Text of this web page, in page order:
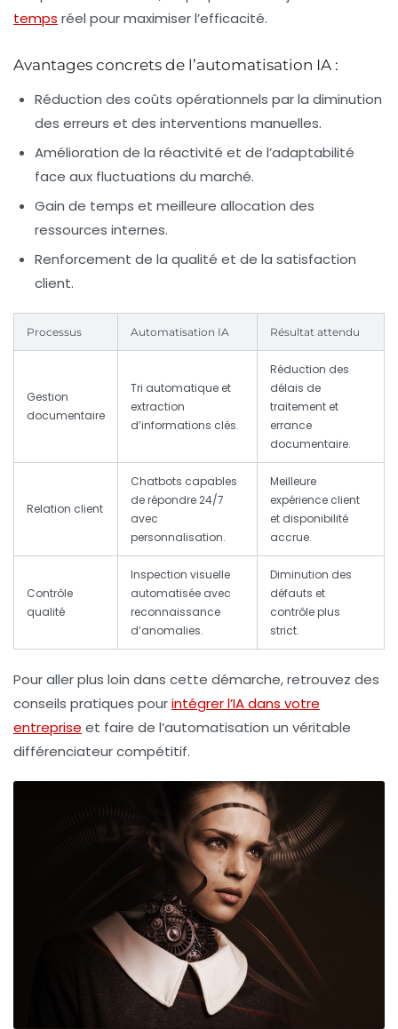
temps réel pour maximiser l’efficacité.
Avantages concrets de l’automatisation IA :
Réduction des coûts opérationnels par la diminution
des erreurs et des interventions manuelles.
Amélioration de la réactivité et de l’adaptabilité
face aux fluctuations du marché.
Gain de temps et meilleure allocation des
ressources internes.
Renforcement de la qualité et de la satisfaction
client.
Processus Automatisation IA Résultat attendu
Gestion
documentaire
Tri automatique et
extraction
d’informations clés.
Réduction des
délais de
traitement et
errance
documentaire.
Relation client
Chatbots capables
de répondre 24/7
avec
personnalisation.
Meilleure
expérience client
et disponibilité
accrue.
Contrôle
qualité
Inspection visuelle
automatisée avec
reconnaissance
d’anomalies.
Diminution des
défauts et
contrôle plus
strict.
Pour aller plus loin dans cette démarche, retrouvez des
conseils pratiques pourintégrer l’IA dans votre
entreprise et faire de l’automatisation un véritable
différenciateur compétitif.